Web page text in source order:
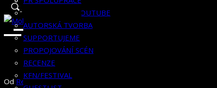
GUESTLIST
KLUBOVNA NA YOUTUBE
AUTORSKÁ TVORBA
SUPPORTUJEME
PROPOJOVÁNÍ SCÉN
RECENZE
KFN/FESTIVAL
Od Redakce Klubovny